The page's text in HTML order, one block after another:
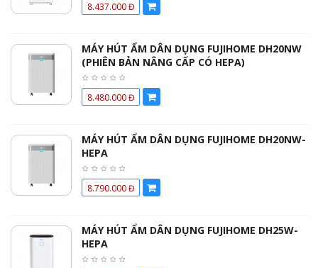
8.437.000 Đ
MÁY HÚT ẨM DÂN DỤNG FUJIHOME DH20NW
(PHIÊN BẢN NÂNG CẤP CÓ HEPA)
8.480.000 Đ
MÁY HÚT ẨM DÂN DỤNG FUJIHOME DH20NW-
HEPA
8.790.000 Đ
MÁY HÚT ẨM DÂN DỤNG FUJIHOME DH25W-
HEPA